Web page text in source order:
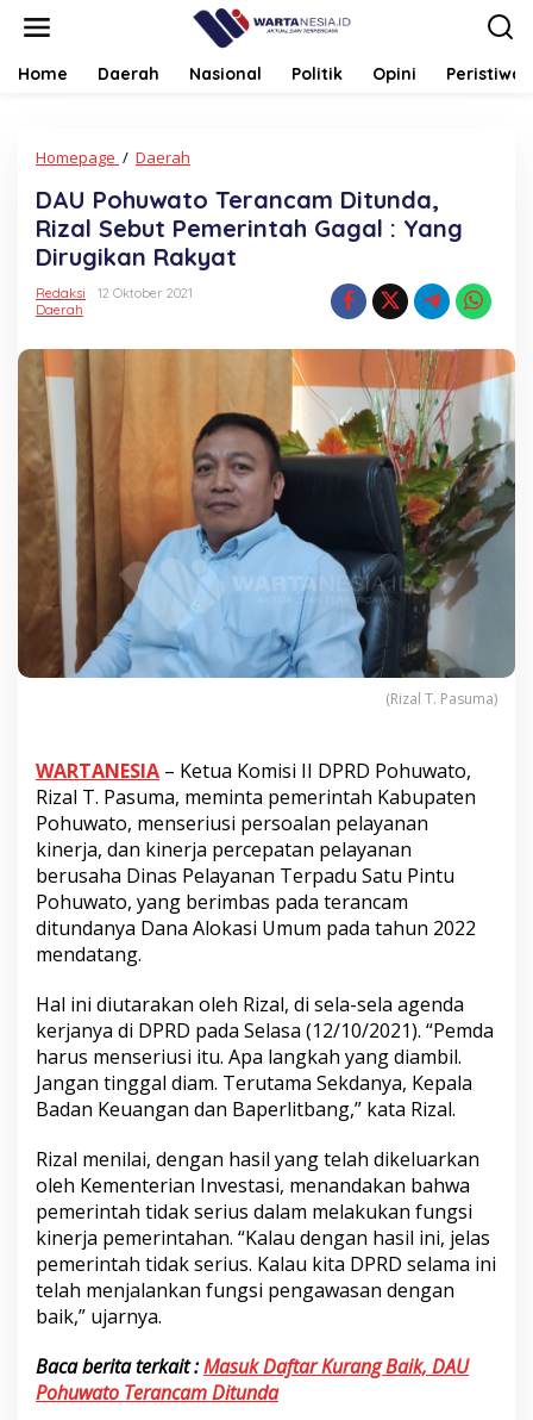
Home Daerah Nasional Politik Opini Peristiwa
Homepage / Daerah
Terancam
Ditunda,
Rizal
Sebut
Pemerintah
Yang
DAU Pohuwato Terancam Ditunda,
Rizal Sebut Pemerintah Gagal : Yang
Dirugikan Rakyat
Redaksi
12 Oktober 2021
Daerah
(Rizal T. Pasuma)
WARTANESIA – Ketua Komisi II DPRD Pohuwato,
Rizal T. Pasuma, meminta pemerintah Kabupaten
Pohuwato, menseriusi persoalan pelayanan
kinerja, dan kinerja percepatan pelayanan
berusaha Dinas Pelayanan Terpadu Satu Pintu
Pohuwato, yang berimbas pada terancam
ditundanya Dana Alokasi Umum pada tahun 2022
mendatang.
Hal ini diutarakan oleh Rizal, di sela-sela agenda
kerjanya di DPRD pada Selasa (12/10/2021). “Pemda
harus menseriusi itu. Apa langkah yang diambil.
Jangan tinggal diam. Terutama Sekdanya, Kepala
Badan Keuangan dan Baperlitbang,” kata Rizal.
Rizal menilai, dengan hasil yang telah dikeluarkan
oleh Kementerian Investasi, menandakan bahwa
pemerintah tidak serius dalam melakukan fungsi
kinerja pemerintahan. “Kalau dengan hasil ini, jelas
pemerintah tidak serius. Kalau kita DPRD selama ini
telah menjalankan fungsi pengawasan dengan
baik,” ujarnya.
Baca berita terkait :Masuk Daftar Kurang Baik, DAU
Pohuwato Terancam Ditunda